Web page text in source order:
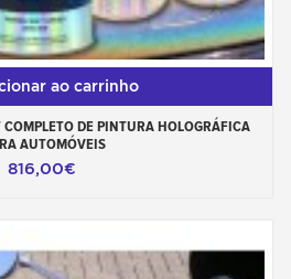
ao carrinho
DE PINTURA HOLOGRÁFICA
AUTOMÓVEIS
816,00€